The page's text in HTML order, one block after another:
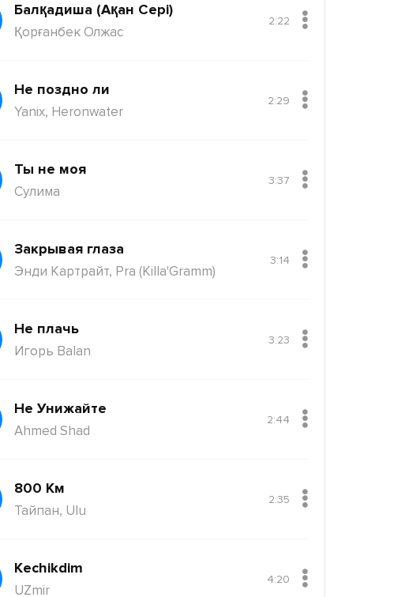
Балқадиша (Ақан Сері)
Қорғанбек Олжас
2:22
Не поздно ли
Yanix, Heronwater
2:29
Ты не моя
Сулима
3:37
Закрывая глаза
Энди Картрайт, Pra (Killa'Gramm)
3:14
Не плачь
Игорь Balan
3:23
Не Унижайте
Ahmed Shad
2:44
800 Км
Тайпан, Ulu
2:35
Kechikdim
UZmir
4:20